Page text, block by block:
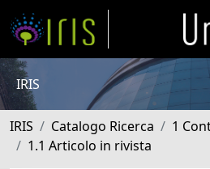
IRIS
IRIS Catalogo Ricerca
1
1.1 Articolo in rivista